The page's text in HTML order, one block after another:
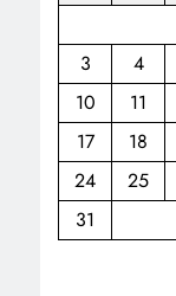
3
4
10
11
17
18
24
25
31